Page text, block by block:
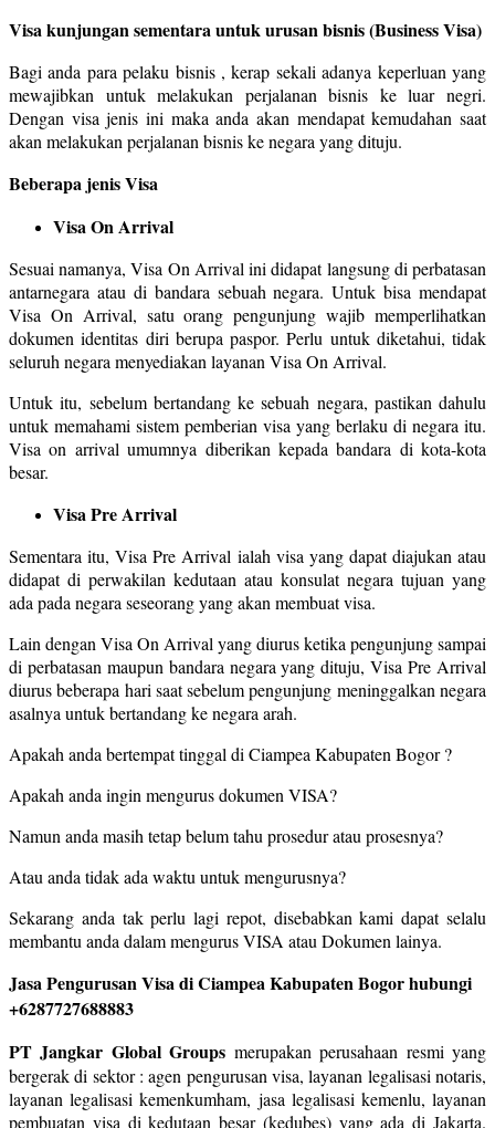
Visa kunjungan sementara untuk urusan bisnis (Business Visa)
Bagi anda para pelaku bisnis , kerap sekali adanya keperluan yang
mewajibkan untuk melakukan perjalanan bisnis ke luar negri.
Dengan visa jenis ini maka anda akan mendapat kemudahan saat
akan melakukan perjalanan bisnis ke negara yang dituju.
Beberapa jenis Visa
Visa On Arrival
Sesuai namanya, Visa On Arrival ini didapat langsung di perbatasan
antarnegara atau di bandara sebuah negara. Untuk bisa mendapat
Visa On Arrival, satu orang pengunjung wajib memperlihatkan
dokumen identitas diri berupa paspor. Perlu untuk diketahui, tidak
seluruh negara menyediakan layanan Visa On Arrival.
Untuk itu, sebelum bertandang ke sebuah negara, pastikan dahulu
untuk memahami sistem pemberian visa yang berlaku di negara itu.
Visa on arrival umumnya diberikan kepada bandara di kota-kota
besar.
Visa Pre Arrival
Sementara itu, Visa Pre Arrival ialah visa yang dapat diajukan atau
didapat di perwakilan kedutaan atau konsulat negara tujuan yang
ada pada negara seseorang yang akan membuat visa.
Lain dengan Visa On Arrival yang diurus ketika pengunjung sampai
di perbatasan maupun bandara negara yang dituju, Visa Pre Arrival
diurus beberapa hari saat sebelum pengunjung meninggalkan negara
asalnya untuk bertandang ke negara arah.
Apakah anda bertempat tinggal di Ciampea Kabupaten Bogor ?
Apakah anda ingin mengurus dokumen VISA?
Namun anda masih tetap belum tahu prosedur atau prosesnya?
Atau anda tidak ada waktu untuk mengurusnya?
Sekarang anda tak perlu lagi repot, disebabkan kami dapat selalu
membantu anda dalam mengurus VISA atau Dokumen lainya.
Jasa Pengurusan Visa di Ciampea Kabupaten Bogor hubungi
+6287727688883
PT Jangkar Global Groups merupakan perusahaan resmi yang
bergerak di sektor : agen pengurusan visa, layanan legalisasi notaris,
layanan legalisasi kemenkumham, jasa legalisasi kemenlu, layanan
pembuatan visa di kedutaan besar (kedubes) yang ada di Jakarta.